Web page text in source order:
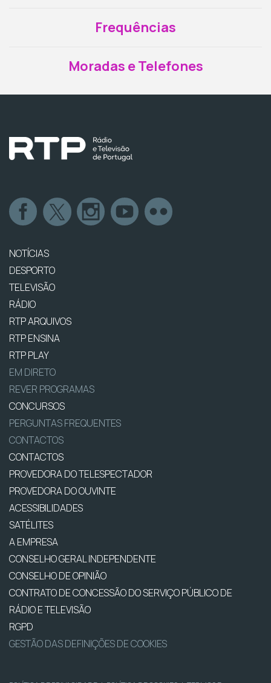
Frequências
Moradas e Telefones
NOTÍCIAS
DESPORTO
TELEVISÃO
RÁDIO
RTP ARQUIVOS
RTP ENSINA
RTP PLAY
EM DIRETO
REVER PROGRAMAS
CONCURSOS
PERGUNTAS FREQUENTES
CONTACTOS
CONTACTOS
PROVEDORA DO TELESPECTADOR
PROVEDORA DO OUVINTE
ACESSIBILIDADES
SATÉLITES
A EMPRESA
CONSELHO GERAL INDEPENDENTE
CONSELHO DE OPINIÃO
CONTRATO DE CONCESSÃO DO SERVIÇO PÚBLICO DE
RÁDIO E TELEVISÃO
RGPD
GESTÃO DAS DEFINIÇÕES DE COOKIES